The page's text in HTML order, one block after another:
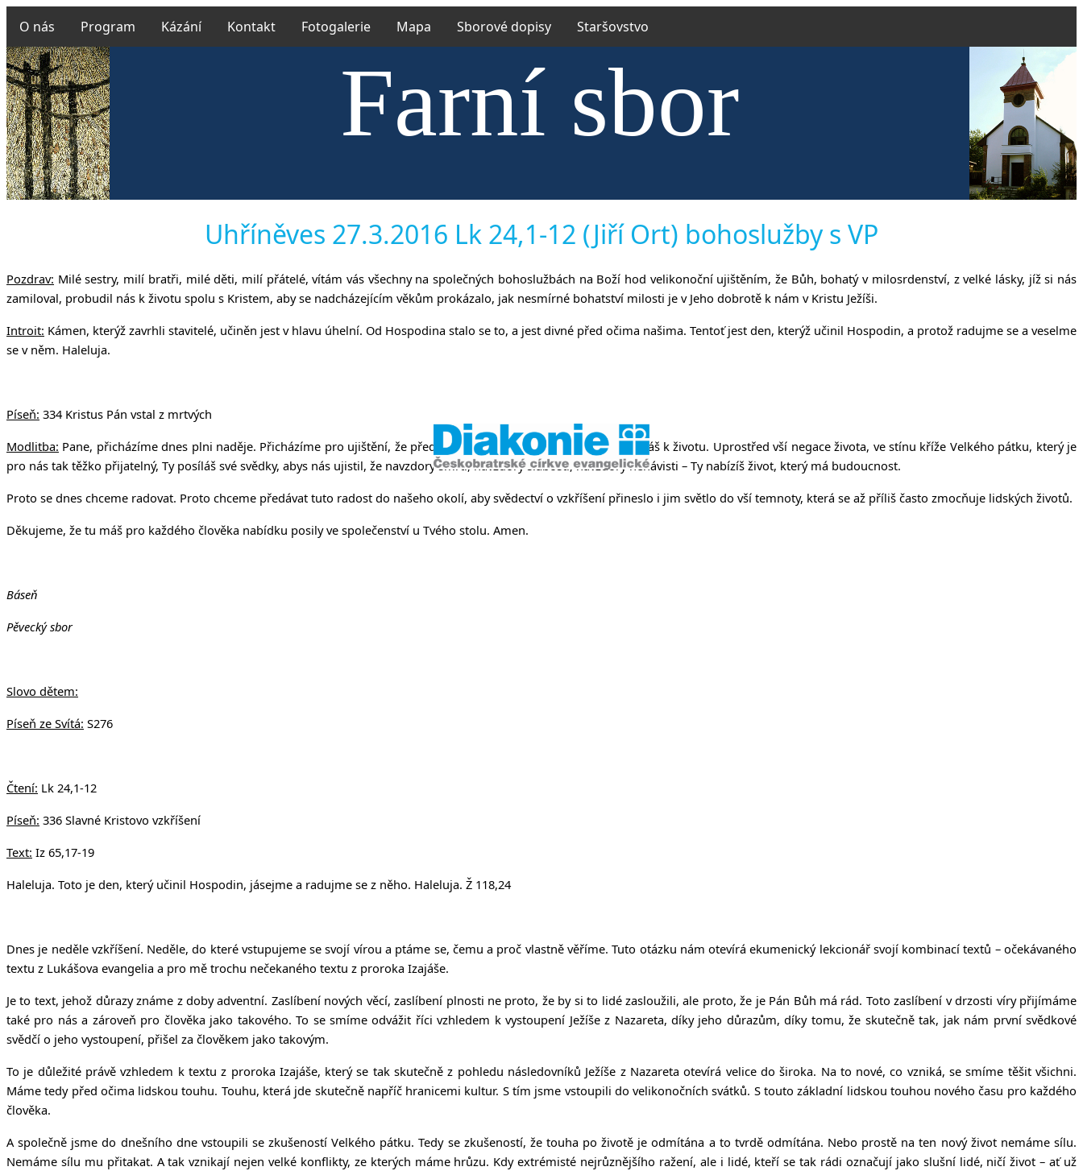
O nás Program Kázání Kontakt Fotogalerie Mapa Sborové dopisy Staršovstvo
Farní sbor
Českobratrské církve
v Uhříněvsi a Říčanech
Uhříněves 27.3.2016 Lk 24,1-12 (Jiří Ort) bohoslužby s VP
Pozdrav: Milé sestry, milí bratři, milé děti, milí přátelé, vítám vás všechny na společných bohoslužbách na Boží hod velikonoční ujištěním, že Bůh, bohatý v milosrdenství, z velké lásky, jíž si nás
zamiloval, probudil nás k životu spolu s Kristem, aby se nadcházejícím věkům prokázalo, jak nesmírné bohatství milosti je v Jeho dobrotě k nám v Kristu Ježíši.
Introit: Kámen, kterýž zavrhli stavitelé, učiněn jest v hlavu úhelní. Od Hospodina stalo se to, a jest divné před očima našima. Tentoť jest den, kterýž učinil Hospodin, a protož radujme se a veselme
se v něm. Haleluja.
Píseň: 334 Kristus Pán vstal z mrtvých
Modlitba: Pane, přicházíme dnes plni naděje. Přicházíme pro ujištění, že před člověkem otevíráš život. Že se přiznáváš k životu. Uprostřed vší negace života, ve stínu kříže Velkého pátku, který je
pro nás tak těžko přijatelný, Ty posíláš své svědky, abys nás ujistil, že navzdory smrti, navzdory slabosti, navzdory nenávisti – Ty nabízíš život, který má budoucnost.
Proto se dnes chceme radovat. Proto chceme předávat tuto radost do našeho okolí, aby svědectví o vzkříšení přineslo i jim světlo do vší temnoty, která se až příliš často zmocňuje lidských životů.
Děkujeme, že tu máš pro každého člověka nabídku posily ve společenství u Tvého stolu. Amen.
Báseň
Pěvecký sbor
Slovo dětem:
Píseň ze Svítá: S276
Čtení: Lk 24,1-12
Píseň: 336 Slavné Kristovo vzkříšení
Text: Iz 65,17-19
Haleluja. Toto je den, který učinil Hospodin, jásejme a radujme se z něho. Haleluja. Ž 118,24
Dnes je neděle vzkříšení. Neděle, do které vstupujeme se svojí vírou a ptáme se, čemu a proč vlastně věříme. Tuto otázku nám otevírá ekumenický lekcionář svojí kombinací textů – očekávaného
textu z Lukášova evangelia a pro mě trochu nečekaného textu z proroka Izajáše.
Je to text, jehož důrazy známe z doby adventní. Zaslíbení nových věcí, zaslíbení plnosti ne proto, že by si to lidé zasloužili, ale proto, že je Pán Bůh má rád. Toto zaslíbení v drzosti víry přijímáme
také pro nás a zároveň pro člověka jako takového. To se smíme odvážit říci vzhledem k vystoupení Ježíše z Nazareta, díky jeho důrazům, díky tomu, že skutečně tak, jak nám první svědkové
svědčí o jeho vystoupení, přišel za člověkem jako takovým.
To je důležité právě vzhledem k textu z proroka Izajáše, který se tak skutečně z pohledu následovníků Ježíše z Nazareta otevírá velice do široka. Na to nové, co vzniká, se smíme těšit všichni.
Máme tedy před očima lidskou touhu. Touhu, která jde skutečně napříč hranicemi kultur. S tím jsme vstoupili do velikonočních svátků. S touto základní lidskou touhou nového času pro každého
člověka.
A společně jsme do dnešního dne vstoupili se zkušeností Velkého pátku. Tedy se zkušeností, že touha po životě je odmítána a to tvrdě odmítána. Nebo prostě na ten nový život nemáme sílu.
Nemáme sílu mu přitakat. A tak vznikají nejen velké konflikty, ze kterých máme hrůzu. Kdy extrémisté nejrůznějšího ražení, ale i lidé, kteří se tak rádi označují jako slušní lidé, ničí život – ať už